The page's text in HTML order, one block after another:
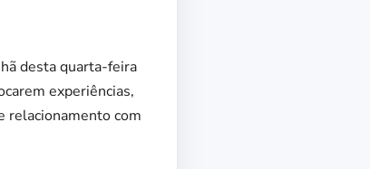
desta quarta-feira
experiências,
relacionamento com